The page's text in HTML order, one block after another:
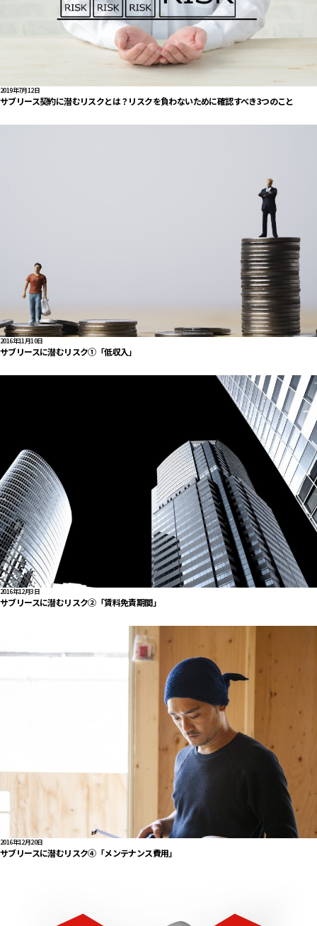
2019年7月12日
サブリース契約に潜むリスクとは？リスクを負わないために確認すべき3つのこと
2016年11月10日
サブリースに潜むリスク①「低収入」
2016年12月3日
サブリースに潜むリスク②「賃料免責期間」
2016年12月20日
サブリースに潜むリスク④「メンテナンス費用」